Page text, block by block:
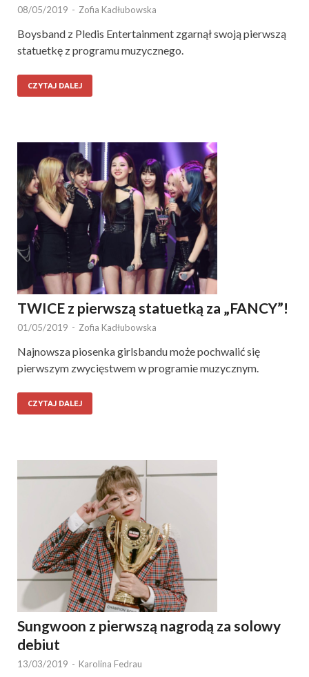
08/05/2019 - Zofia Kadłubowska
Boysband z Pledis Entertainment zgarnął swoją pierwszą
statuetkę z programu muzycznego.
CZYTAJ DALEJ
TWICE z pierwszą statuetką za „FANCY”!
01/05/2019 - Zofia Kadłubowska
Najnowsza piosenka girlsbandu może pochwalić się
pierwszym zwycięstwem w programie muzycznym.
CZYTAJ DALEJ
Sungwoon z pierwszą nagrodą za solowy
debiut
13/03/2019 - Karolina Fedrau